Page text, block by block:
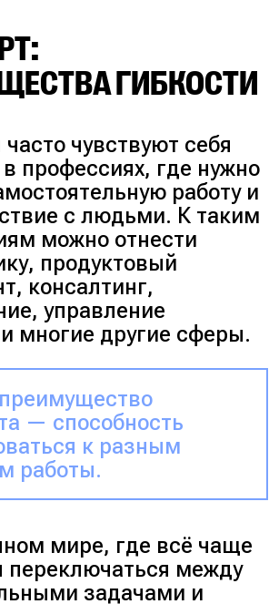
ГИБКОСТИ
чувствуют себя
профессиях, где нужно
работу и
с людьми. К таким
можно отнести
продуктовый
консалтинг,
управление
и многие другие сферы.
— способность
к разным
работы.
мире, где всё чаще
переключаться между
задачами и